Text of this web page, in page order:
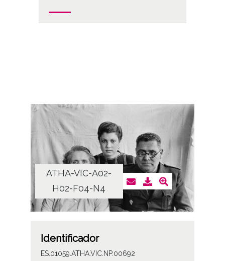
ATHA-VIC-A02-
H02-F04-N4
Identificador
ES.01059.ATHA.VIC.NP.00692